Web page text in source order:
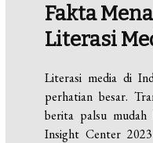
Fakta
Literasi
Literasi media di
perhatian besar.
berita palsu
Insight Center